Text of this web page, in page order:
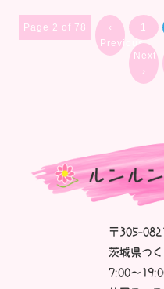
Page 2 of 78
‹
Previous
1
Next
›
〒305-
茨城県つ
7:00～